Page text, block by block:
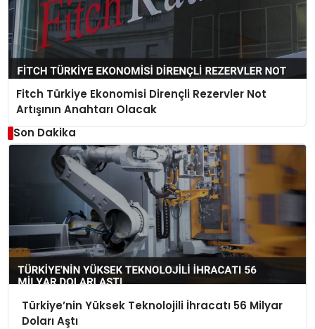
Fitch Türkiye Ekonomisi Dirençli Rezervler Not
Artışının Anahtarı Olacak
Son Dakika
Türkiye’nin Yüksek Teknolojili İhracatı 56 Milyar
Doları Aştı